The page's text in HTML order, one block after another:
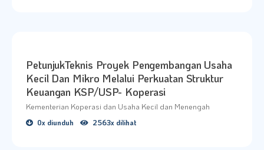
PetunjukTeknis Proyek Pengembangan Usaha
Kecil Dan Mikro Melalui Perkuatan Struktur
Keuangan KSP/USP- Koperasi
Kementerian Koperasi dan Usaha Kecil dan Menengah
0x diunduh 2563x dilihat